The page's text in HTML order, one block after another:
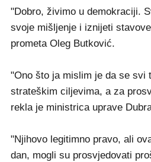
"Dobro, živimo u demokraciji.
svoje mišljenje i iznijeti
prometa Oleg Butković.
"Ono što ja mislim je da se svi
strateškim ciljevima, a za
rekla je ministrica uprave
"Njihovo legitimno pravo, ali
dan, mogli su prosvjedovati